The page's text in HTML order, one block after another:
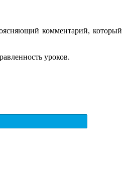
комментарий, который
уроков.